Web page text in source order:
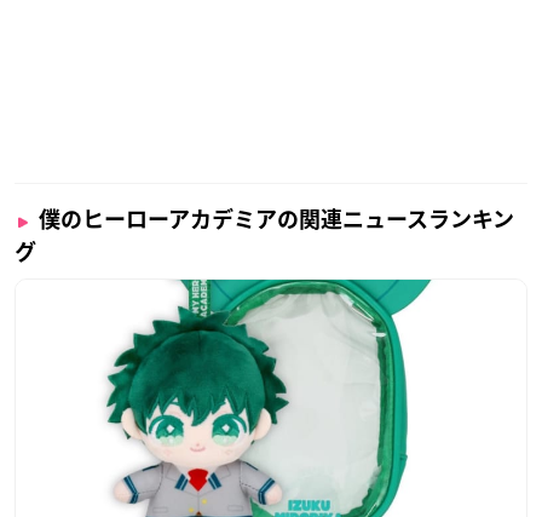
僕のヒーローアカデミアの関連ニュースランキン
グ